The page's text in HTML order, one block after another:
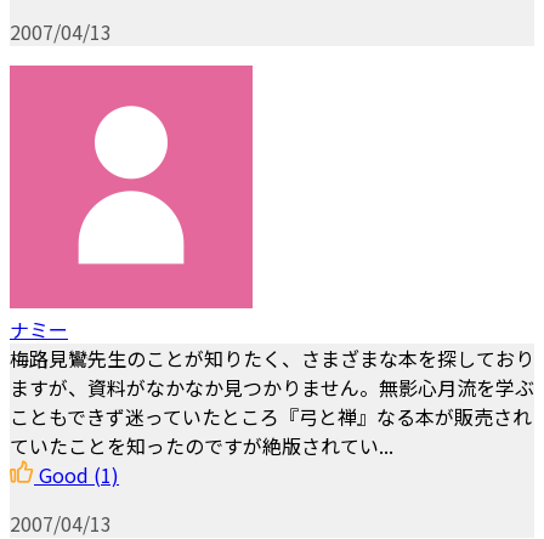
2007/04/13
ナミー
梅路見鸞先生のことが知りたく、さまざまな本を探しており
ますが、資料がなかなか見つかりません。無影心月流を学ぶ
こともできず迷っていたところ『弓と禅』なる本が販売され
ていたことを知ったのですが絶版されてい...
Good (1)
2007/04/13